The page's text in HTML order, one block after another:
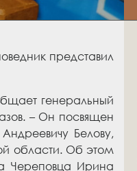
представил
генеральный
– Он посвящен
Белову,
области. Об этом
Череповца Ирина